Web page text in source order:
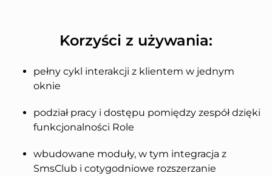
Korzyści z używania:
pełny cykl interakcji z klientem w jednym
oknie
podział pracy i dostępu pomiędzy zespół dzięki
funkcjonalności Role
wbudowane moduły, w tym integracja z
SmsClub i cotygodniowe rozszerzanie